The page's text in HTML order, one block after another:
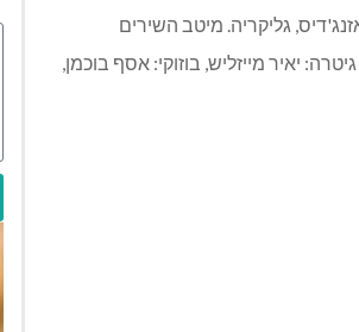
גליקריה. מיטב השירים
יאיר מייזליש, בוזוקי: אסף בוכמן,